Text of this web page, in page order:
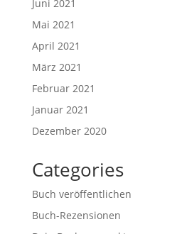
Juni 2021
Mai 2021
April 2021
März 2021
Februar 2021
Januar 2021
Dezember 2020
Categories
Buch veröffentlichen
Buch-Rezensionen